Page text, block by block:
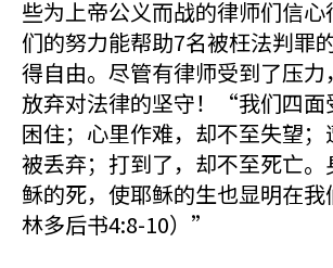
些为上帝公义而战的律师们信
们的努力能帮助7名被枉法判罪
得自由。尽管有律师受到了压
放弃对法律的坚守！“我们四面
困住；心里作难，却不至失望
被丢弃；打到了，却不至死亡
稣的死，使耶稣的生也显明在
林多后书4:8-10）”